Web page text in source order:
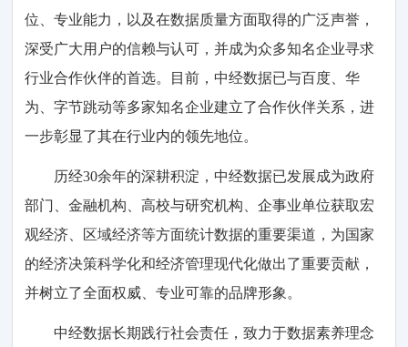
位、专业能力，以及在数据质量方面取得的广泛声誉，
深受广大用户的信赖与认可，并成为众多知名企业寻求
行业合作伙伴的首选。目前，中经数据已与百度、华
为、字节跳动等多家知名企业建立了合作伙伴关系，进
一步彰显了其在行业内的领先地位。
历经30余年的深耕积淀，中经数据已发展成为政府
部门、金融机构、高校与研究机构、企事业单位获取宏
观经济、区域经济等方面统计数据的重要渠道，为国家
的经济决策科学化和经济管理现代化做出了重要贡献，
并树立了全面权威、专业可靠的品牌形象。
中经数据长期践行社会责任，致力于数据素养理念